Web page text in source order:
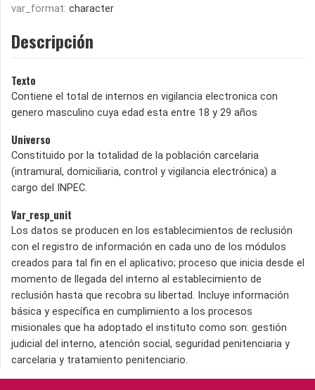
var_format: character
Descripción
Texto
Contiene el total de internos en vigilancia electronica con
genero masculino cuya edad esta entre 18 y 29 años
Universo
Constituido por la totalidad de la población carcelaria
(intramural, domiciliaria, control y vigilancia electrónica) a
cargo del INPEC.
Var_resp_unit
Los datos se producen en los establecimientos de reclusión
con el registro de información en cada uno de los módulos
creados para tal fin en el aplicativo; proceso que inicia desde el
momento de llegada del interno al establecimiento de
reclusión hasta que recobra su libertad. Incluye información
básica y específica en cumplimiento a los procesos
misionales que ha adoptado el instituto como son: gestión
judicial del interno, atención social, seguridad penitenciaria y
carcelaria y tratamiento penitenciario.